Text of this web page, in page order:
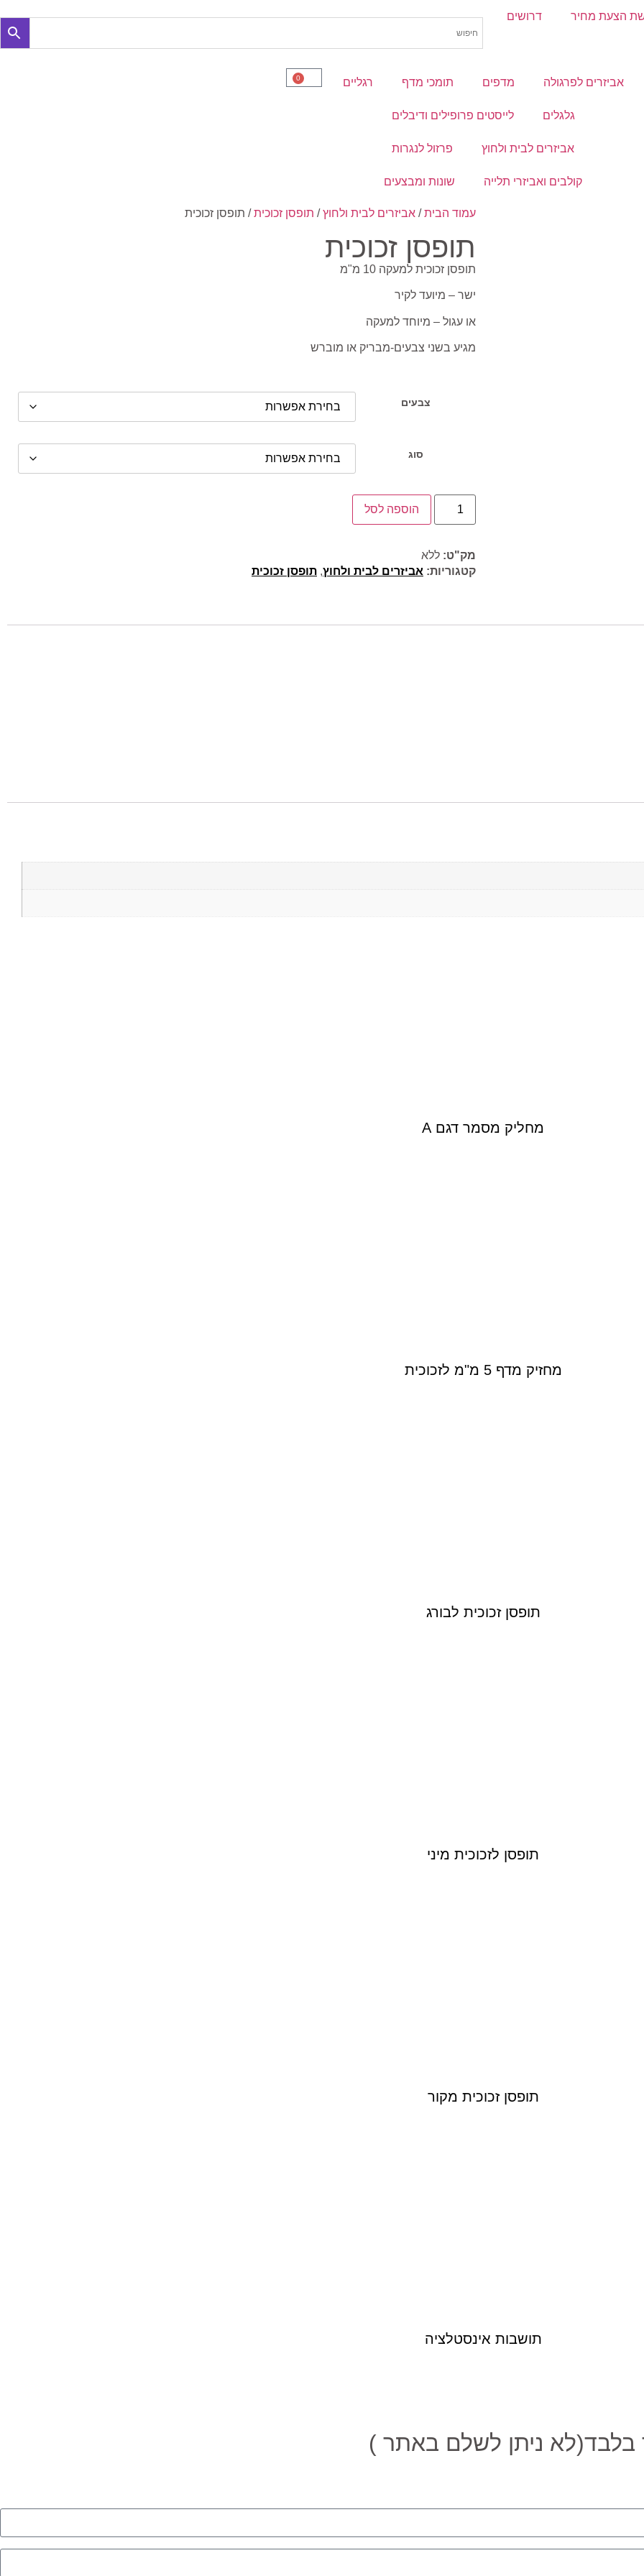
הצעת מחיר דרושים
אביזרים לפרגולה מדפים תומכי מדף רגליים
גלגלים לייסטים פרופילים ודיבלים
אביזרים לבית ולחוץ פרזול לנגרות
קולבים ואביזרי תלייה שונות ומבצעים
0
עמוד הבית/ אביזרים לבית ולחוץ/ תופסן זכוכית/ תופסן זכוכית
תופסן זכוכית
תופסן זכוכית למעקה 10 מ"מ
ישר – מיועד לקיר
או עגול – מיוחד למעקה
מגיע בשני צבעים-מבריק או מוברש
צבעים
סוג
הוספה לסל
מק"ט: ללא
קטגוריות: אביזרים לבית ולחוץ, תופסן זכוכית
מחליק מסמר דגם A
מחזיק מדף 5 מ"מ לזכוכית
תופסן זכוכית לבורג
תופסן לזכוכית מיני
תופסן זכוכית מקור
תושבות אינסטלציה
ניתן לשלם באתר )